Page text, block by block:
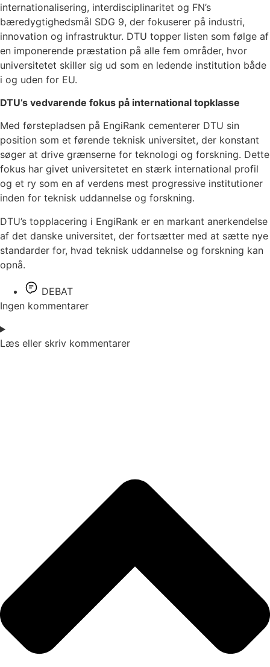
internationalisering, interdisciplinaritet og FN’s
bæredygtighedsmål SDG 9, der fokuserer på industri,
innovation og infrastruktur. DTU topper listen som følge af
en imponerende præstation på alle fem områder, hvor
universitetet skiller sig ud som en ledende institution både
i og uden for EU.
DTU’s vedvarende fokus på international topklasse
Med førstepladsen på EngiRank cementerer DTU sin
position som et førende teknisk universitet, der konstant
søger at drive grænserne for teknologi og forskning. Dette
fokus har givet universitetet en stærk international profil
og et ry som en af verdens mest progressive institutioner
inden for teknisk uddannelse og forskning.
DTU’s topplacering i EngiRank er en markant anerkendelse
af det danske universitet, der fortsætter med at sætte nye
standarder for, hvad teknisk uddannelse og forskning kan
opnå.
DEBAT
Ingen kommentarer
Læs eller skriv kommentarer